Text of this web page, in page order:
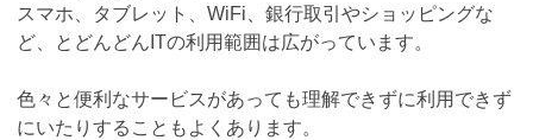
スマホ、タブレット、WiFi、銀行取引やショッピングな
ど、とどんどんITの利用範囲は広がっています。
色々と便利なサービスがあっても理解できずに利用できず
にいたりすることもよくあります。